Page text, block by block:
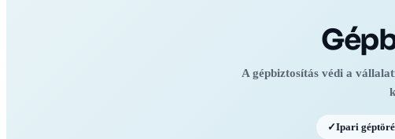
A gépbiztosítás védi a
✓Ipari